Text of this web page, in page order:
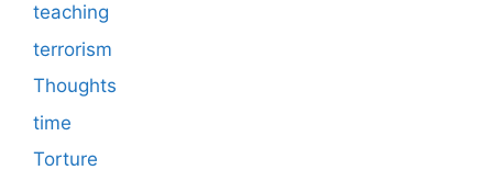
teaching
terrorism
Thoughts
time
Torture